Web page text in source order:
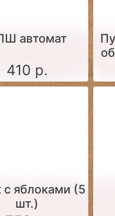
автомат
410 р.
яблоками (5
шт.)